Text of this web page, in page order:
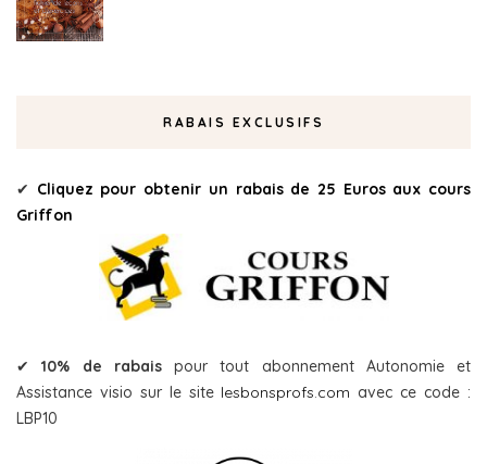
RABAIS EXCLUSIFS
✔ Cliquez pour obtenir un rabais de 25 Euros aux cours
Griffon
✔10% de rabaispour tout abonnement Autonomie et
Assistance visio sur le site lesbonsprofs.com avec ce code :
LBP10